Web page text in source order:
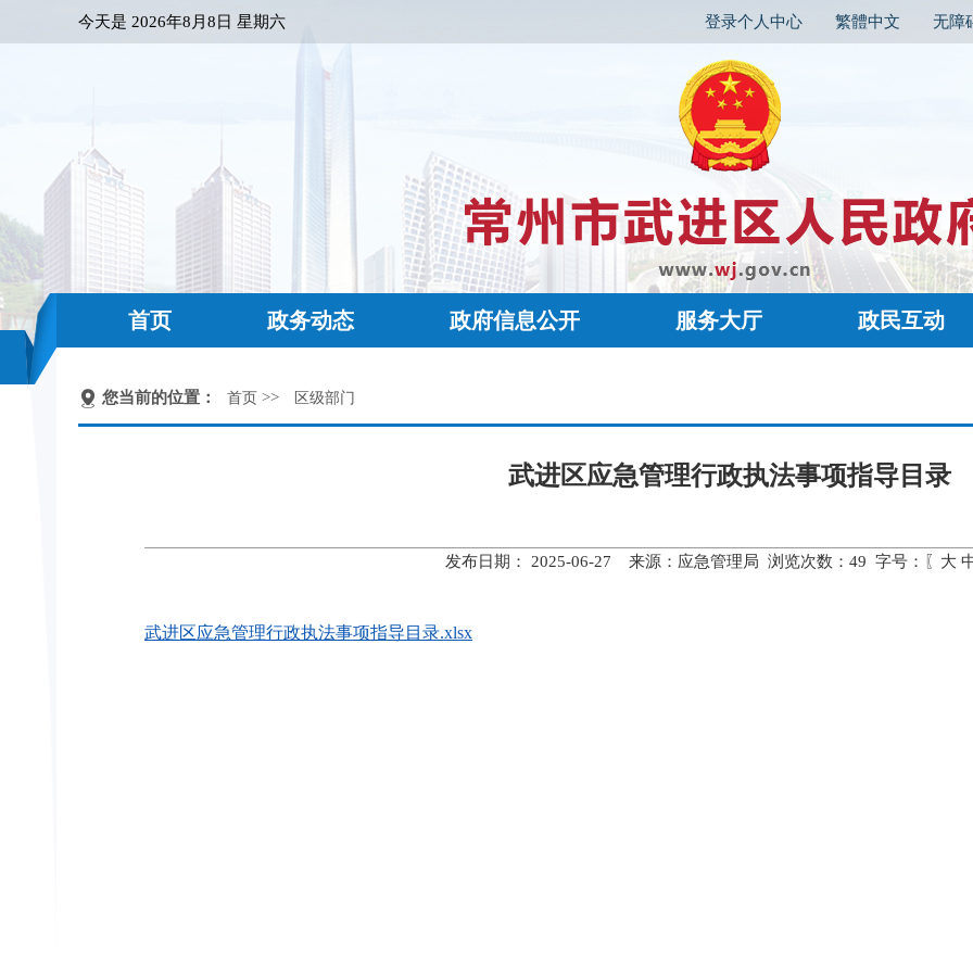
今天是 2026年8月8日 星期六 登录个人中心 繁體中文 无障
首页 政务动态 政府信息公开 服务大厅 政民互动
您当前的位置： 首页 >> 区级部门
武进区应急管理行政执法事项指导目录
发布日期： 2025-06-27 来源：应急管理局 浏览次数： 49 字号：〖 大
武进区应急管理行政执法事项指导目录.xlsx